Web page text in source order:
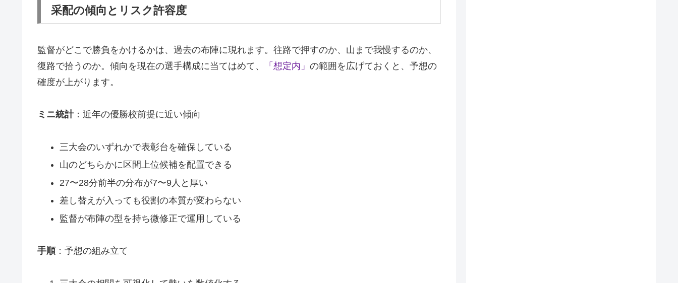
采配の傾向とリスク許容度
監督がどこで勝負をかけるかは、過去の布陣に現れます。往路で押すのか、山まで我慢するのか、
復路で拾うのか。傾向を現在の選手構成に当てはめて、
「想定内」 の範囲を広げておくと、予想の
確度が上がります。
ミニ統計：近年の優勝校前提に近い傾向
三大会のいずれかで表彰台を確保している
山のどちらかに区間上位候補を配置できる
27〜28分前半の分布が7〜9人と厚い
差し替えが入っても役割の本質が変わらない
監督が布陣の型を持ち微修正で運用している
手順 ：予想の組み立て